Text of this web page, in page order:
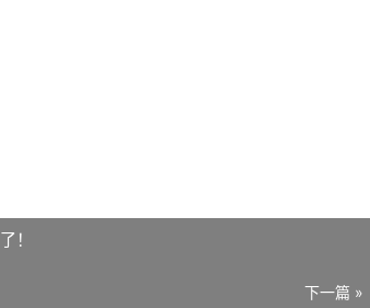
！
下一篇 »